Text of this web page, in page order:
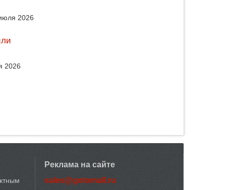
2026
2026
Реклама на сайте
sales@gotomall.ru